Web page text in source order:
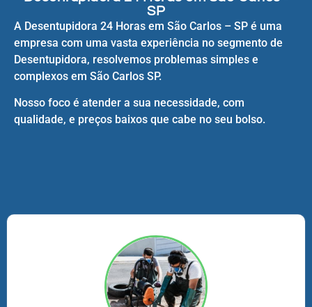
SP
A Desentupidora 24 Horas em São Carlos – SP é uma
empresa com uma vasta experiência no segmento de
Desentupidora, resolvemos problemas simples e
complexos em São Carlos SP.
Nosso foco é atender a sua necessidade, com
qualidade, e preços baixos que cabe no seu bolso.